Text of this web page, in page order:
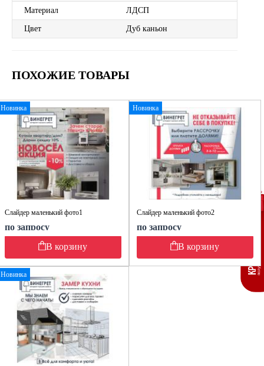
Материал ЛДСП
Цвет Дуб каньон
ПОХОЖИЕ ТОВАРЫ
Новинка
Слайдер маленький фото1
по запросу
В корзину
Новинка
Слайдер маленький фото2
по запросу
В корзину
Новинка